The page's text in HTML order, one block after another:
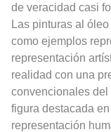
de veracidad casi
Las pinturas al
como ejemplos
representación
realidad con una
convencionales del
figura destacada
representación